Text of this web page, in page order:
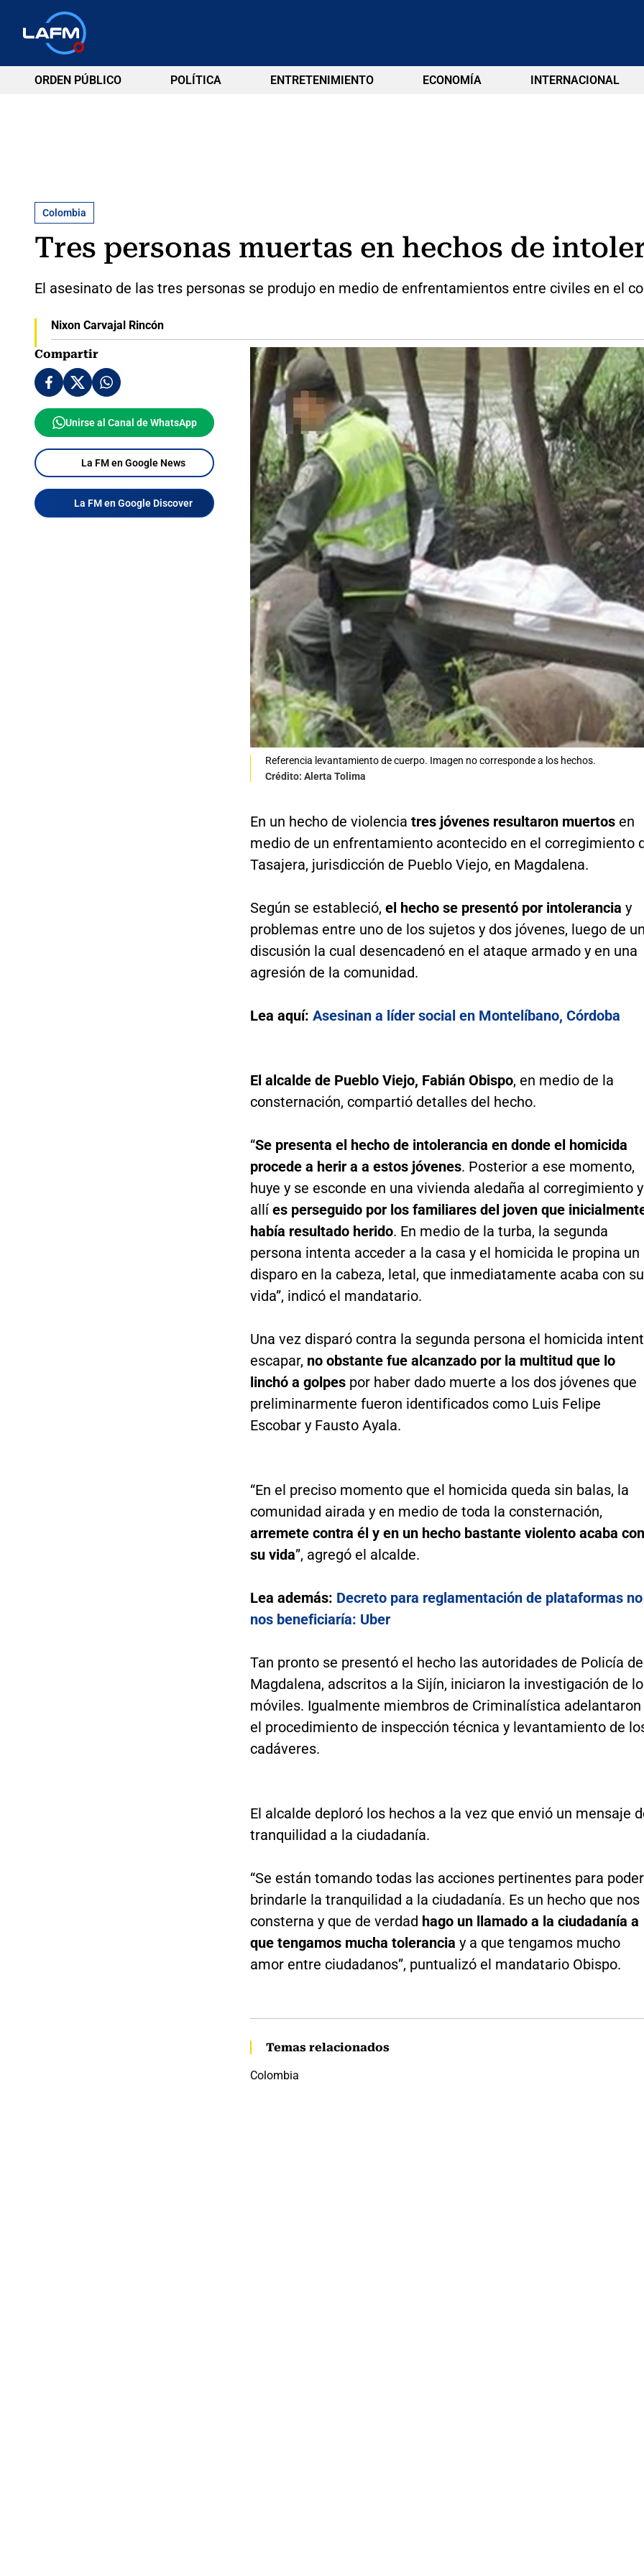
ORDEN PÚBLICO POLÍTICA ENTRETENIMIENTO ECONOMÍA INTERNACIONAL
Colombia
Tres personas muertas en hechos de
El asesinato de las tres personas se produjo en medio de enfrentamientos entre civiles en el
Nixon Carvajal Rincón
Compartir
Unirse al Canal de WhatsApp
La FM en Google News
La FM en Google Discover
Referencia levantamiento de cuerpo. Imagen no corresponde a los hechos.
Crédito: Alerta Tolima
En un hecho de violencia tres jóvenes resultaron muertos en
medio de un enfrentamiento acontecido en el corregimiento
Tasajera, jurisdicción de Pueblo Viejo, en Magdalena.
Según se estableció, el hecho se presentó por intolerancia y
problemas entre uno de los sujetos y dos jóvenes, luego de
discusión la cual desencadenó en el ataque armado y en una
agresión de la comunidad.
Lea aquí: Asesinan a líder social en Montelíbano, Córdoba
El alcalde de Pueblo Viejo, Fabián Obispo, en medio de la
consternación, compartió detalles del hecho.
“Se presenta el hecho de intolerancia en donde el homicida
procede a herir a a estos jóvenes. Posterior a ese momento,
huye y se esconde en una vivienda aledaña al corregimiento y
allíes perseguido por los familiares del joven que
había resultado herido. En medio de la turba, la segunda
persona intenta acceder a la casa y el homicida le propina un
disparo en la cabeza, letal, que inmediatamente acaba con su
vida”, indicó el mandatario.
Una vez disparó contra la segunda persona el homicida
escapar, no obstante fue alcanzado por la multitud que lo
linchó a golpespor haber dado muerte a los dos jóvenes que
preliminarmente fueron identificados como Luis Felipe
Escobar y Fausto Ayala.
“En el preciso momento que el homicida queda sin balas, la
comunidad airada y en medio de toda la consternación,
arremete contra él y en un hecho bastante violento acaba con
su vida”, agregó el alcalde.
Lea además: Decreto para reglamentación de plataformas no
nos beneficiaría: Uber
Tan pronto se presentó el hecho las autoridades de Policía
Magdalena, adscritos a la Sijín, iniciaron la investigación de
móviles. Igualmente miembros de Criminalística adelantaron
el procedimiento de inspección técnica y levantamiento de
cadáveres.
El alcalde deploró los hechos a la vez que envió un mensaje
tranquilidad a la ciudadanía.
“Se están tomando todas las acciones pertinentes para poder
brindarle la tranquilidad a la ciudadanía. Es un hecho que nos
consterna y que de verdad hago un llamado a la ciudadanía a
que tengamos mucha tolerancia y a que tengamos mucho
amor entre ciudadanos”, puntualizó el mandatario Obispo.
Temas relacionados
Colombia